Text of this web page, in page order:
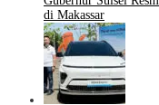
di Makassar